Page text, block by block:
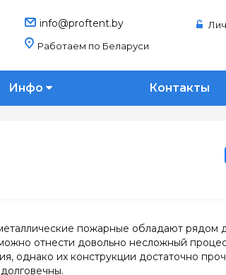
info@proftent.by
Работаем по Беларуси
Инфо Контакты
пожарные обладают рядом
отнести довольно несложный
однако их конструкции достаточно